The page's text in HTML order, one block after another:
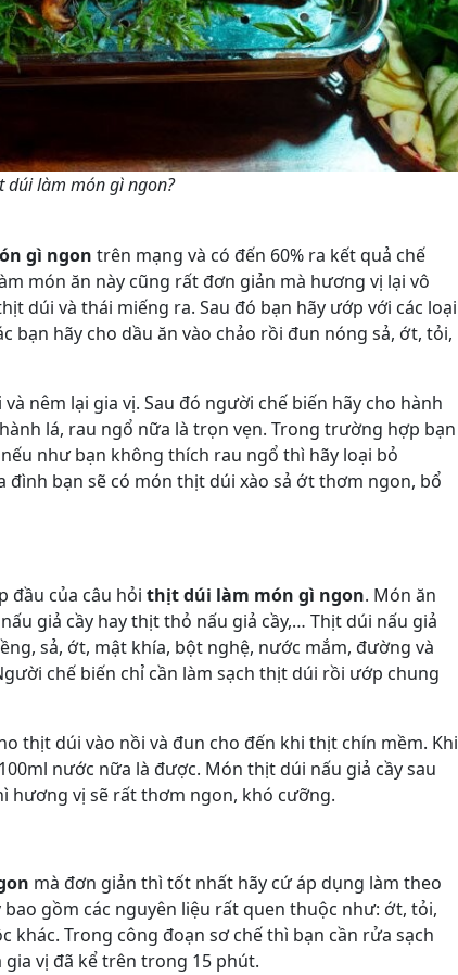
dúi làm món gì ngon?
gì ngon trên mạng và có đến 60% ra kết quả chế
món ăn này cũng rất đơn giản mà hương vị lại vô
dúi và thái miếng ra. Sau đó bạn hãy ướp với các loại
bạn hãy cho dầu ăn vào chảo rồi đun nóng sả, ớt, tỏi,
nêm lại gia vị. Sau đó người chế biến hãy cho hành
lá, rau ngổ nữa là trọn vẹn. Trong trường hợp bạn
như bạn không thích rau ngổ thì hãy loại bỏ
đình bạn sẽ có món thịt dúi xào sả ớt thơm ngon, bổ
đầu của câu hỏi thịt dúi làm món gì ngon. Món ăn
giả cầy hay thịt thỏ nấu giả cầy,… Thịt dúi nấu giả
sả, ớt, mật khía, bột nghệ, nước mắm, đường và
chế biến chỉ cần làm sạch thịt dúi rồi ướp chung
thịt dúi vào nồi và đun cho đến khi thịt chín mềm. Khi
nước nữa là được. Món thịt dúi nấu giả cầy sau
hương vị sẽ rất thơm ngon, khó cưỡng.
mà đơn giản thì tốt nhất hãy cứ áp dụng làm theo
gồm các nguyên liệu rất quen thuộc như: ớt, tỏi,
Trong công đoạn sơ chế thì bạn cần rửa sạch
vị đã kể trên trong 15 phút.